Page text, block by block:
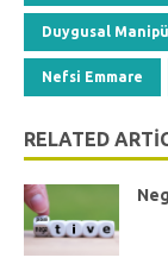
Duygusal
Nefsi Emmare
RELATED